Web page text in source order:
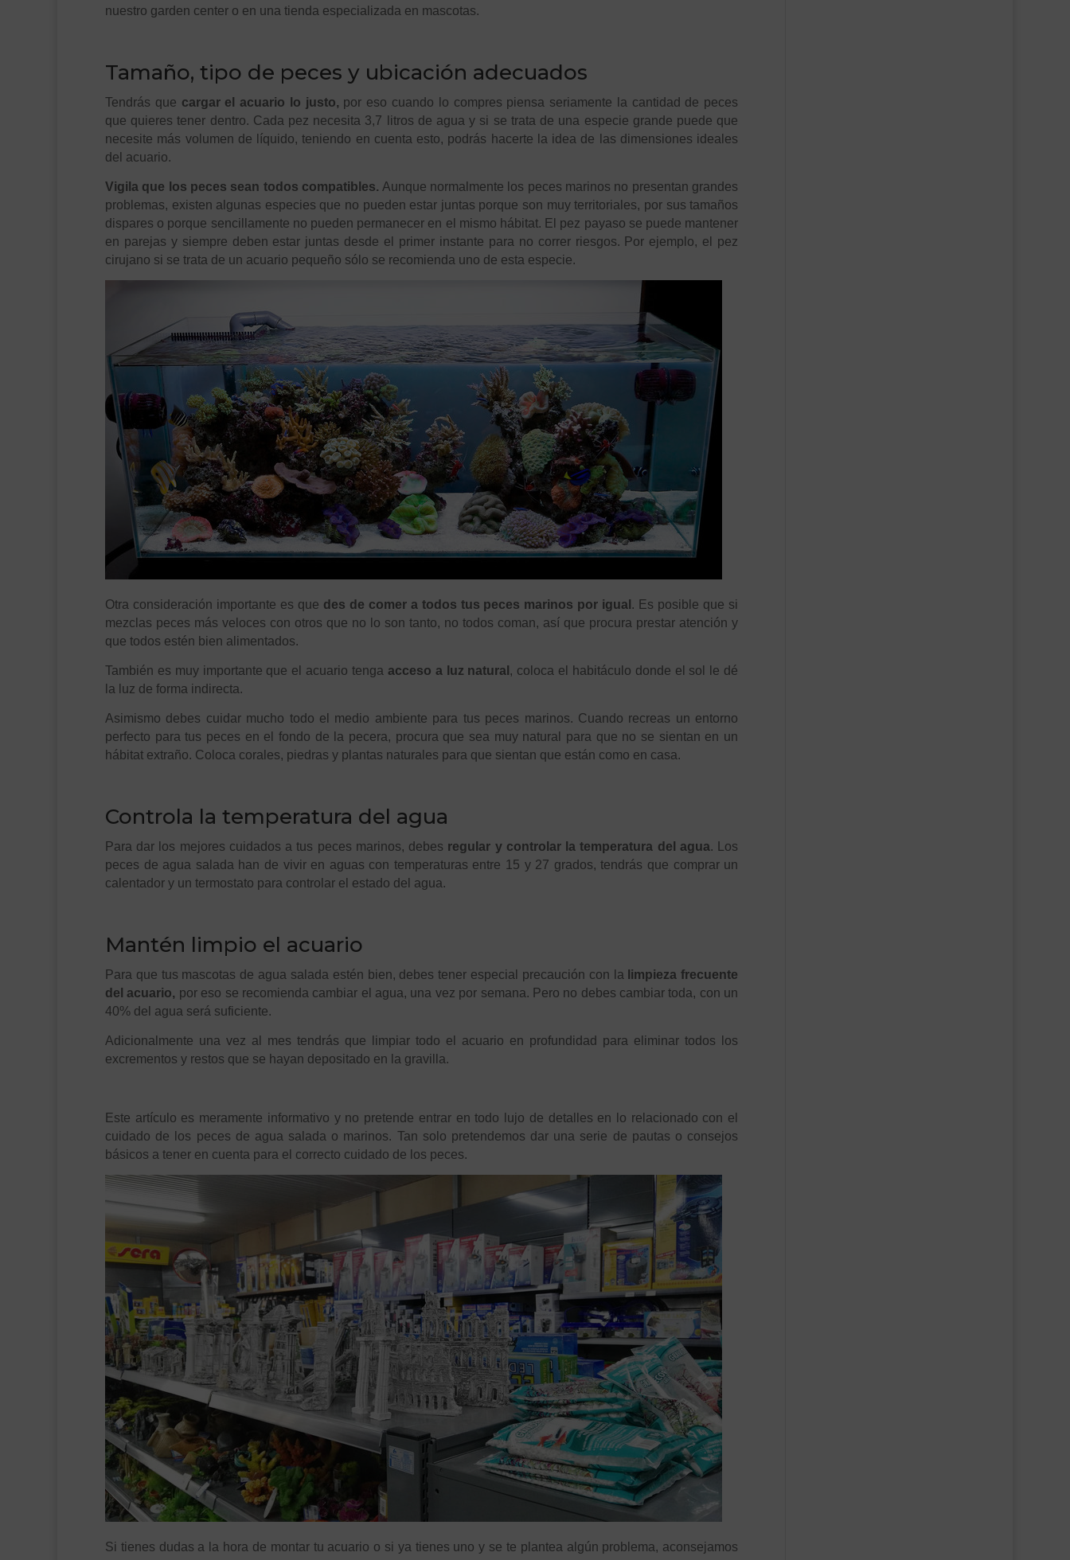
nuestro garden center o en una tienda especializada en mascotas.
Tamaño, tipo de peces y ubicación adecuados
Tendrás que cargar el acuario lo justo, por eso cuando lo compres piensa seriamente la cantidad de peces
que quieres tener dentro. Cada pez necesita 3,7 litros de agua y si se trata de una especie grande puede que
necesite más volumen de líquido, teniendo en cuenta esto, podrás hacerte la idea de las dimensiones ideales
del acuario.
Vigila que los peces sean todos compatibles. Aunque normalmente los peces marinos no presentan grandes
problemas, existen algunas especies que no pueden estar juntas porque son muy territoriales, por sus tamaños
dispares o porque sencillamente no pueden permanecer en el mismo hábitat. El pez payaso se puede mantener
en parejas y siempre deben estar juntas desde el primer instante para no correr riesgos. Por ejemplo, el pez
cirujano si se trata de un acuario pequeño sólo se recomienda uno de esta especie.
Otra consideración importante es que des de comer a todos tus peces marinos por igual . Es posible que si
mezclas peces más veloces con otros que no lo son tanto, no todos coman, así que procura prestar atención y
que todos estén bien alimentados.
También es muy importante que el acuario tenga acceso a luz natural , coloca el habitáculo donde el sol le dé
la luz de forma indirecta.
Asimismo debes cuidar mucho todo el medio ambiente para tus peces marinos. Cuando recreas un entorno
perfecto para tus peces en el fondo de la pecera, procura que sea muy natural para que no se sientan en un
hábitat extraño. Coloca corales, piedras y plantas naturales para que sientan que están como en casa.
Controla la temperatura del agua
Para dar los mejores cuidados a tus peces marinos, debes regular y controlar la temperatura del agua. Los
peces de agua salada han de vivir en aguas con temperaturas entre 15 y 27 grados, tendrás que comprar un
calentador y un termostato para controlar el estado del agua.
Mantén limpio el acuario
Para que tus mascotas de agua salada estén bien, debes tener especial precaución con la limpieza frecuente
del acuario, por eso se recomienda cambiar el agua, una vez por semana. Pero no debes cambiar toda, con un
40% del agua será suficiente.
Adicionalmente una vez al mes tendrás que limpiar todo el acuario en profundidad para eliminar todos los
excrementos y restos que se hayan depositado en la gravilla.
Este artículo es meramente informativo y no pretende entrar en todo lujo de detalles en lo relacionado con el
cuidado de los peces de agua salada o marinos. Tan solo pretendemos dar una serie de pautas o consejos
básicos a tener en cuenta para el correcto cuidado de los peces.
Si tienes dudas a la hora de montar tu acuario o si ya tienes uno y se te plantea algún problema, aconsejamos